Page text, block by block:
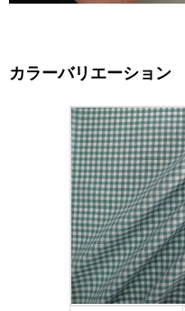
カラーバリエーション